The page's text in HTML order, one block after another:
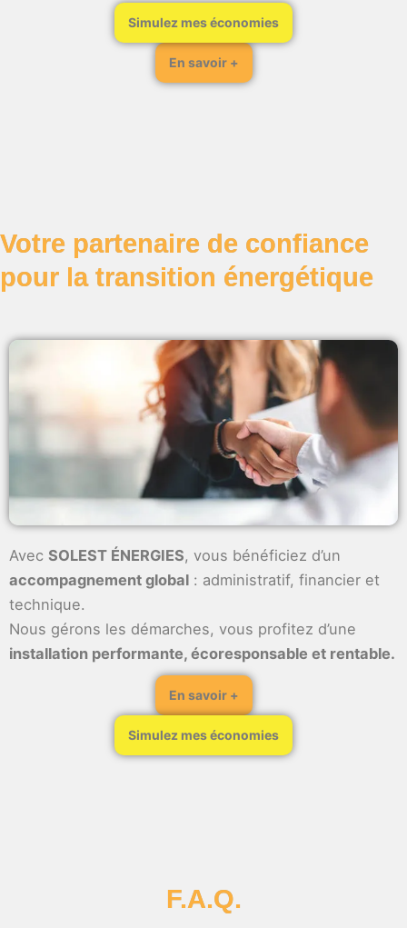
En savoir +
Simulez mes économies
Votre partenaire de confiance
pour la transition énergétique
Avec SOLEST ÉNERGIES, vous bénéficiez d’un
accompagnement global : administratif, financier et
technique.
Nous gérons les démarches, vous profitez d’une
installation performante, écoresponsable et rentable.
En savoir +
Simulez mes économies
F.A.Q.